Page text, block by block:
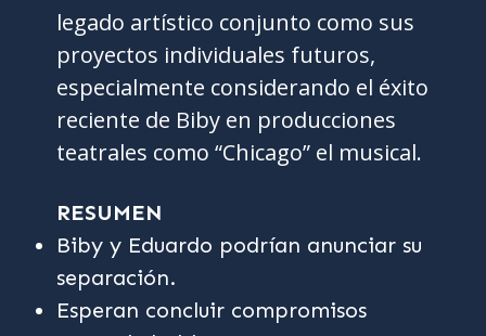
legado artístico conjunto como sus
proyectos individuales futuros,
especialmente considerando el éxito
reciente de Biby en producciones
teatrales como “Chicago” el musical.
RESUMEN
Biby y Eduardo podrían anunciar su
separación.
Esperan concluir compromisos